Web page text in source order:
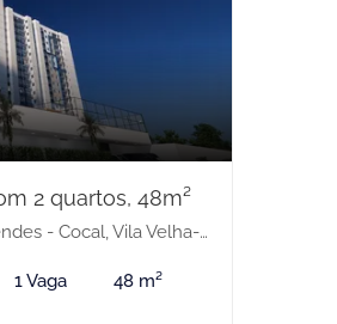
2 quartos, 48m²
- Cocal, Vila Velha-ES
1 Vaga 48 m²